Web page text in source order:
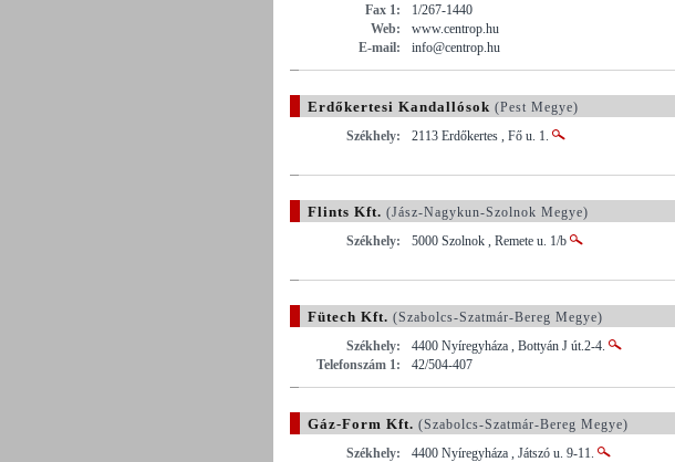
Fax 1:
1/267-1440
Web:
www.centrop.hu
E-mail:
info@centrop.hu
Erdőkertesi Kandallósok (Pest Megye)
Székhely:
2113 Erdőkertes , Fő u. 1.
Flints Kft. (Jász-Nagykun-Szolnok Megye)
Székhely:
5000 Szolnok , Remete u. 1/b
Fütech Kft. (Szabolcs-Szatmár-Bereg Megye)
Székhely:
4400 Nyíregyháza , Bottyán J út.2-4.
Telefonszám 1:
42/504-407
Gáz-Form Kft. (Szabolcs-Szatmár-Bereg Megye)
Székhely:
4400 Nyíregyháza , Játszó u. 9-11.